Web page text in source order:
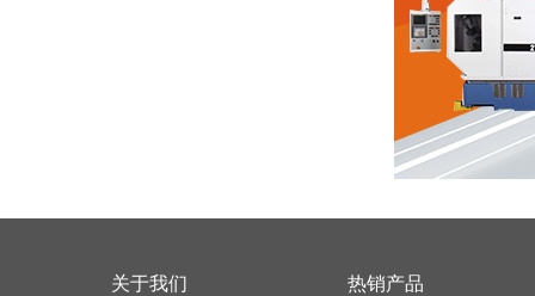
关于我们 热销产品